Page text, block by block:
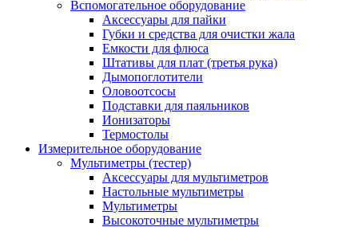
Вспомогательное оборудование
Аксессуары для пайки
Губки и средства для очистки жала
Емкости для флюса
Штативы для плат (третья рука)
Дымопоглотители
Оловоотсосы
Подставки для паяльников
Ионизаторы
Термостолы
Измерительное оборудование
Мультиметры (тестер)
Аксессуары для мультиметров
Настольные мультиметры
Мультиметры
Высокоточные мультиметры